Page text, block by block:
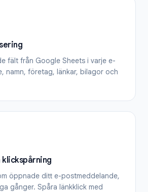
fält från Google Sheets i varje e-
namn, företag, länkar, bilagor och
klickspårning
öppnade ditt e-postmeddelande,
gånger. Spåra länkklick med